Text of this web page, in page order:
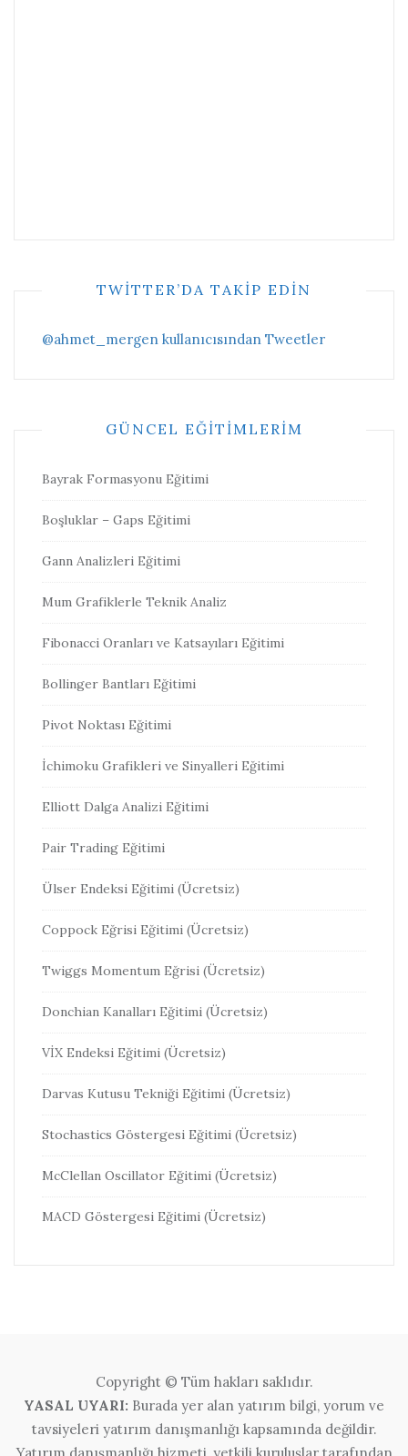
TWITTER’DA TAKIP EDIN
@ahmet_mergen kullanıcısından Tweetler
GÜNCEL EĞITIMLERIM
Bayrak Formasyonu Eğitimi
Boşluklar – Gaps Eğitimi
Gann Analizleri Eğitimi
Mum Grafiklerle Teknik Analiz
Fibonacci Oranları ve Katsayıları Eğitimi
Bollinger Bantları Eğitimi
Pivot Noktası Eğitimi
İchimoku Grafikleri ve Sinyalleri Eğitimi
Elliott Dalga Analizi Eğitimi
Pair Trading Eğitimi
Ülser Endeksi Eğitimi (Ücretsiz)
Coppock Eğrisi Eğitimi (Ücretsiz)
Twiggs Momentum Eğrisi (Ücretsiz)
Donchian Kanalları Eğitimi (Ücretsiz)
VİX Endeksi Eğitimi (Ücretsiz)
Darvas Kutusu Tekniği Eğitimi (Ücretsiz)
Stochastics Göstergesi Eğitimi (Ücretsiz)
McClellan Oscillator Eğitimi (Ücretsiz)
MACD Göstergesi Eğitimi (Ücretsiz)
Copyright © Tüm hakları saklıdır.
YASAL UYARI: Burada yer alan yatırım bilgi, yorum ve
tavsiyeleri yatırım danışmanlığı kapsamında değildir.